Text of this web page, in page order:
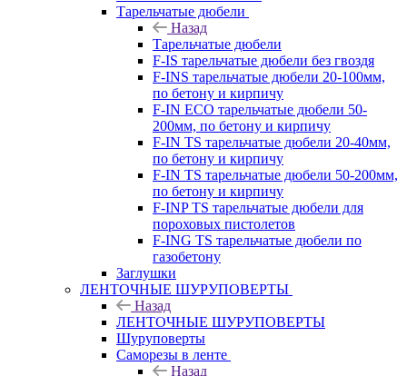
Тарельчатые дюбели
Назад
Тарельчатые дюбели
F-IS тарельчатые дюбели без гвоздя
F-INS тарельчатые дюбели 20-100мм,
по бетону и кирпичу
F-IN ECO тарельчатые дюбели 50-
200мм, по бетону и кирпичу
F-IN TS тарельчатые дюбели 20-40мм,
по бетону и кирпичу
F-IN TS тарельчатые дюбели 50-200мм,
по бетону и кирпичу
F-INP TS тарельчатые дюбели для
пороховых пистолетов
F-ING TS тарельчатые дюбели по
газобетону
Заглушки
ЛЕНТОЧНЫЕ ШУРУПОВЕРТЫ
Назад
ЛЕНТОЧНЫЕ ШУРУПОВЕРТЫ
Шуруповерты
Саморезы в ленте
Назад